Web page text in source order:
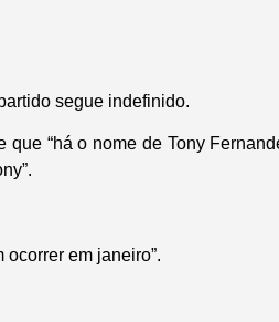
segue indefinido.
“há o nome de Tony
em janeiro”.